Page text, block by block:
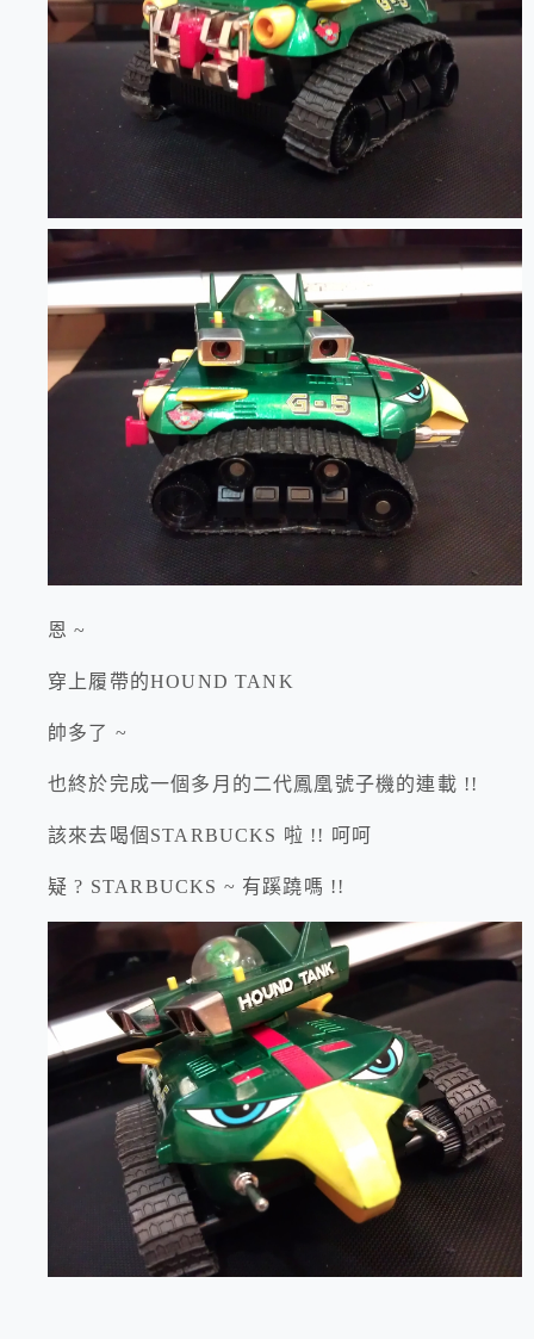
恩 ~
穿上履帶的HOUND TANK
帥多了 ~
也終於完成一個多月的二代鳳凰號子機的連載 !!
該來去喝個STARBUCKS 啦 !! 呵呵
疑 ? STARBUCKS ~ 有蹊蹺嗎 !!